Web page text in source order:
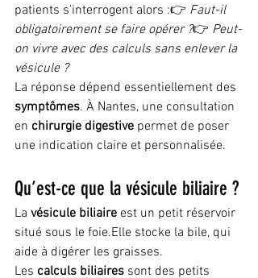
patients s’interrogent alors :👉 Faut-il
obligatoirement se faire opérer ?👉 Peut-
on vivre avec des calculs sans enlever la
vésicule ?
La réponse dépend essentiellement des
symptômes. À Nantes, une consultation
en chirurgie digestive permet de poser
une indication claire et personnalisée.
Qu’est-ce que la vésicule biliaire ?
La vésicule biliaire est un petit réservoir
situé sous le foie.Elle stocke la bile, qui
aide à digérer les graisses.
Les calculs biliaires sont des petits